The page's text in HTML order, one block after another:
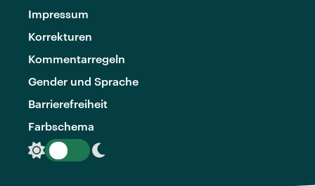
Impressum
Korrekturen
Kommentarregeln
Gender und Sprache
Barrierefreiheit
Farbschema